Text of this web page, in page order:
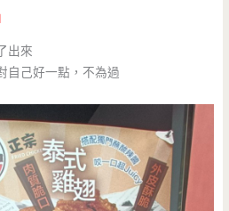
出來
自己好一點，不為過